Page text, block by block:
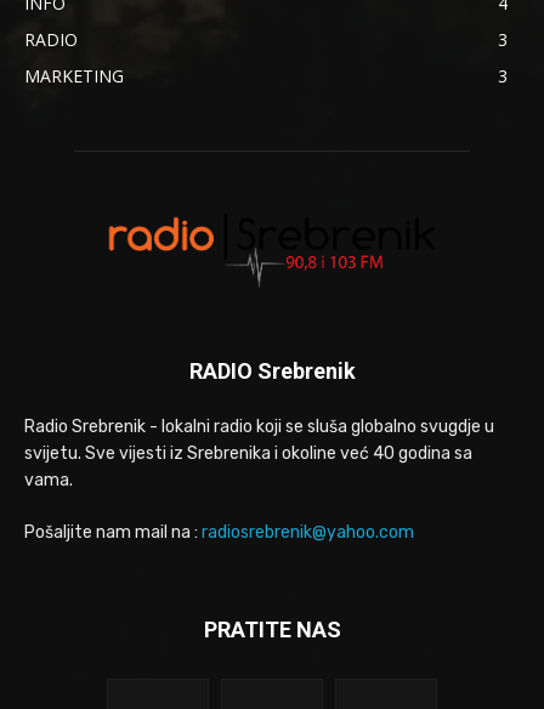
RADIO
3
MARKETING
3
RADIO Srebrenik
Radio Srebrenik - lokalni radio koji se sluša globalno svugdje u
svijetu. Sve vijesti iz Srebrenika i okoline već 40 godina sa
vama.
Pošaljite nam mail na : radiosrebrenik@yahoo.com
PRATITE NAS